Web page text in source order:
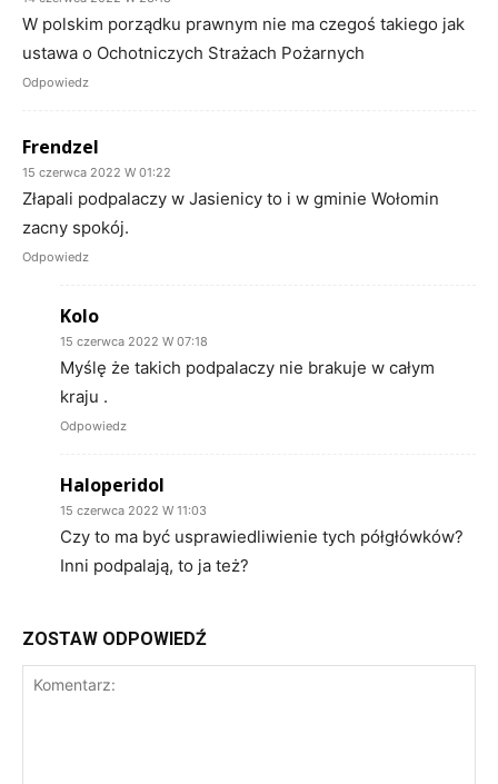
W polskim porządku prawnym nie ma czegoś takiego jak
ustawa o Ochotniczych Strażach Pożarnych
Odpowiedz
Frendzel
15 czerwca 2022 W 01:22
Złapali podpalaczy w Jasienicy to i w gminie Wołomin
zacny spokój.
Odpowiedz
Kolo
15 czerwca 2022 W 07:18
Myślę że takich podpalaczy nie brakuje w całym
kraju .
Odpowiedz
Haloperidol
15 czerwca 2022 W 11:03
Czy to ma być usprawiedliwienie tych półgłówków?
Inni podpalają, to ja też?
ZOSTAW ODPOWIEDŹ